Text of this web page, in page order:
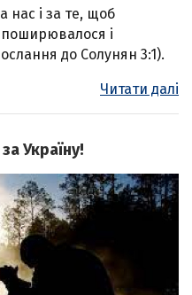
нас і за те, щоб
і
до Солунян 3:1).
Читати далі
Україну!